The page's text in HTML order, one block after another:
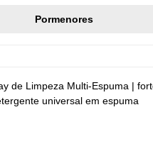
Pormenores